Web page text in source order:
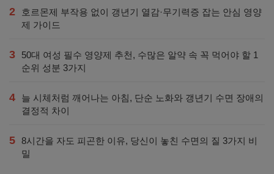
2
호르몬제 부작용 없이 갱년기 열감·무기력증 잡는 안심 영양
제 가이드
3
50대 여성 필수 영양제 추천, 수많은 알약 속 꼭 먹어야 할 1
순위 성분 3가지
4
늘 시체처럼 깨어나는 아침, 단순 노화와 갱년기 수면 장애의
결정적 차이
5 8시간을 자도 피곤한 이유, 당신이 놓친 수면의 질 3가지 비
밀